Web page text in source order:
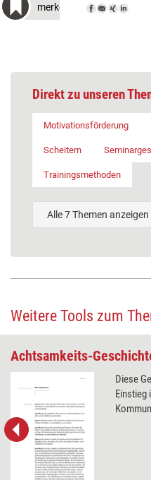
merken
Direkt zu unseren
Motivationsförderung
Scheitern
Trainingsmethoden
Alle 7 Themen anzeigen
Weitere Tools zum
Achtsamkeits-
Diese
Einstieg